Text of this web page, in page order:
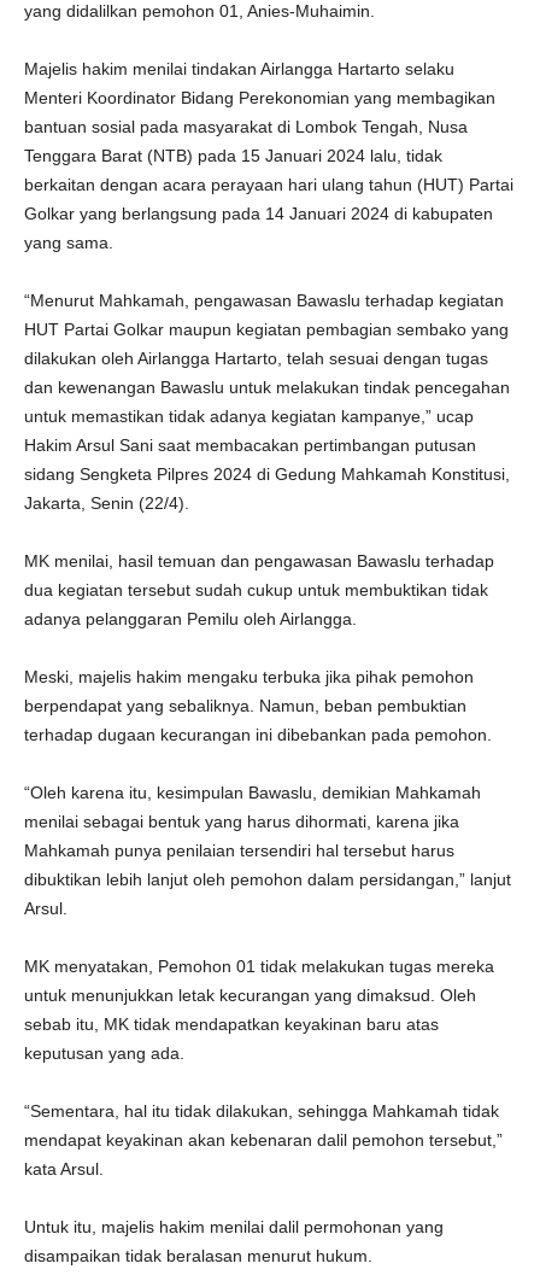
yang didalilkan pemohon 01, Anies-Muhaimin.
Majelis hakim menilai tindakan Airlangga Hartarto selaku
Menteri Koordinator Bidang Perekonomian yang membagikan
bantuan sosial pada masyarakat di Lombok Tengah, Nusa
Tenggara Barat (NTB) pada 15 Januari 2024 lalu, tidak
berkaitan dengan acara perayaan hari ulang tahun (HUT) Partai
Golkar yang berlangsung pada 14 Januari 2024 di kabupaten
yang sama.
“Menurut Mahkamah, pengawasan Bawaslu terhadap kegiatan
HUT Partai Golkar maupun kegiatan pembagian sembako yang
dilakukan oleh Airlangga Hartarto, telah sesuai dengan tugas
dan kewenangan Bawaslu untuk melakukan tindak pencegahan
untuk memastikan tidak adanya kegiatan kampanye,” ucap
Hakim Arsul Sani saat membacakan pertimbangan putusan
sidang Sengketa Pilpres 2024 di Gedung Mahkamah Konstitusi,
Jakarta, Senin (22/4).
MK menilai, hasil temuan dan pengawasan Bawaslu terhadap
dua kegiatan tersebut sudah cukup untuk membuktikan tidak
adanya pelanggaran Pemilu oleh Airlangga.
Meski, majelis hakim mengaku terbuka jika pihak pemohon
berpendapat yang sebaliknya. Namun, beban pembuktian
terhadap dugaan kecurangan ini dibebankan pada pemohon.
“Oleh karena itu, kesimpulan Bawaslu, demikian Mahkamah
menilai sebagai bentuk yang harus dihormati, karena jika
Mahkamah punya penilaian tersendiri hal tersebut harus
dibuktikan lebih lanjut oleh pemohon dalam persidangan,” lanjut
Arsul.
MK menyatakan, Pemohon 01 tidak melakukan tugas mereka
untuk menunjukkan letak kecurangan yang dimaksud. Oleh
sebab itu, MK tidak mendapatkan keyakinan baru atas
keputusan yang ada.
“Sementara, hal itu tidak dilakukan, sehingga Mahkamah tidak
mendapat keyakinan akan kebenaran dalil pemohon tersebut,”
kata Arsul.
Untuk itu, majelis hakim menilai dalil permohonan yang
disampaikan tidak beralasan menurut hukum.